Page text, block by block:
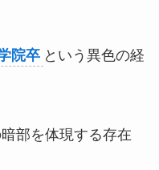
院卒 という異色の経
部を体現する存在